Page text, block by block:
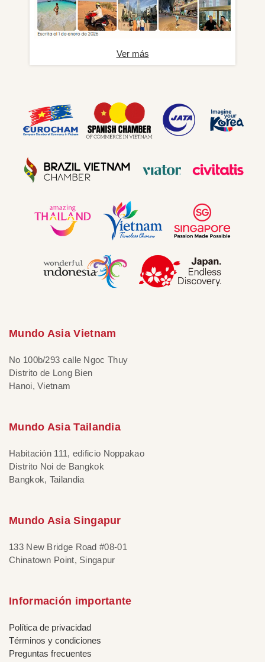
Ver más
Mundo Asia Vietnam
No 100b/293 calle Ngoc Thuy
Distrito de Long Bien
Hanoi, Vietnam
Mundo Asia Tailandia
Habitación 111, edificio Noppakao
Distrito Noi de Bangkok
Bangkok, Tailandia
Mundo Asia Singapur
133 New Bridge Road #08-01
Chinatown Point, Singapur
Información importante
Política de privacidad
Términos y condiciones
Preguntas frecuentes